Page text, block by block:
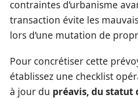
contraintes d’urbanisme
transaction évite les
lors d’une mutation de
Pour concrétiser cette
établissez une checklist
à jour du préavis, du statut